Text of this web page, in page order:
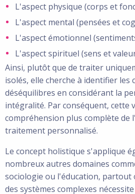
L'aspect physique (corps et
L'aspect mental (pensées et
L'aspect émotionnel
L'aspect spirituel (sens et
Ainsi, plutôt que de traiter
isolés, elle cherche à identifier les
déséquilibres en considérant la
intégralité. Par conséquent, cette
compréhension plus complète de
traitement personnalisé.
Le concept holistique s'applique
nombreux autres domaines
sociologie ou l'éducation, partout
des systèmes complexes